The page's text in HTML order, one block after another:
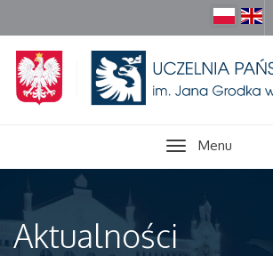
Menu
Aktualności